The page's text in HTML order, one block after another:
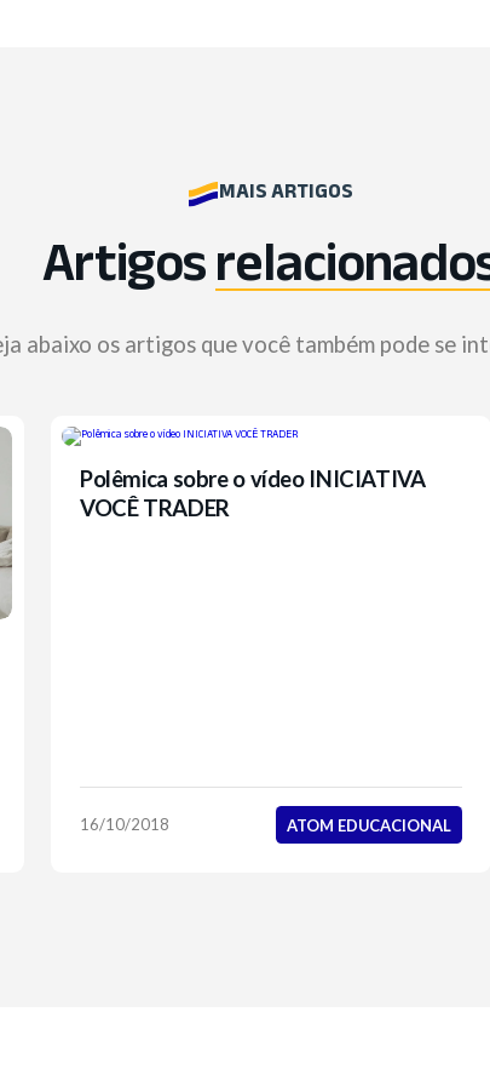
MAIS ARTIGOS
Artigos
abaixo os artigos que você também pode se
Polêmica sobre o vídeo INICIATIVA
VOCÊ TRADER
16/10/2018 ATOM EDUCACIONAL